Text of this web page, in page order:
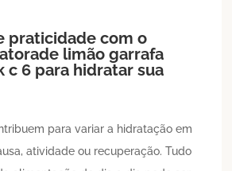
praticidade com o
limão garrafa
c 6 para hidratar sua
para variar a hidratação em
atividade ou recuperação. Tudo